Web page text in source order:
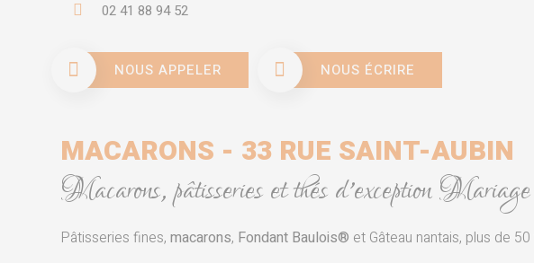
02 41 88 94 52
NOUS APPELER NOUS ÉCRIRE
MACARONS - 33 RUE SAINT-AUBIN
Macarons, pâtisseries et thés d'exception
Pâtisseries fines, macarons, Fondant Baulois® et Gâteau nantais, plus de 50